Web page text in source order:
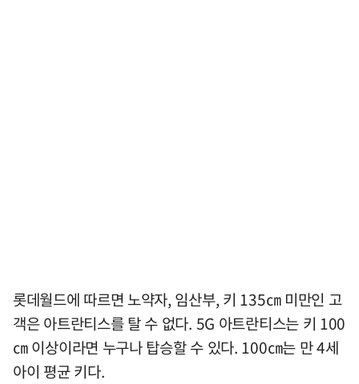
롯데월드에 따르면 노약자, 임산부, 키 135㎝ 미만인 고
객은 아트란티스를 탈 수 없다. 5G 아트란티스는 키 100
㎝ 이상이라면 누구나 탑승할 수 있다. 100㎝는 만 4세
아이 평균 키다.